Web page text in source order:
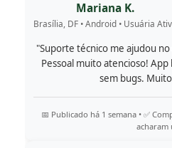
Mariana K.
Brasília, DF • Android • Usuária
"Suporte técnico me ajudou
Pessoal muito atencioso!
sem bugs.
📅 Publicado há 1 semana • ✅
acharam